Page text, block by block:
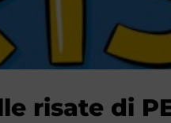
risate di